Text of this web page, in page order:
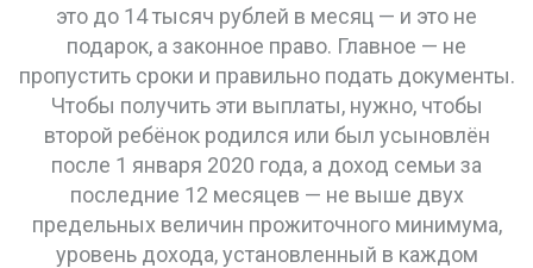
это до 14 тысяч рублей в месяц — и это не
подарок, а законное право. Главное — не
пропустить сроки и правильно подать документы.
Чтобы получить эти выплаты, нужно, чтобы
второй ребёнок родился или был усыновлён
после 1 января 2020 года, а доход семьи за
последние 12 месяцев — не выше двух
предельных величин прожиточного минимума,
уровень дохода, установленный в каждом